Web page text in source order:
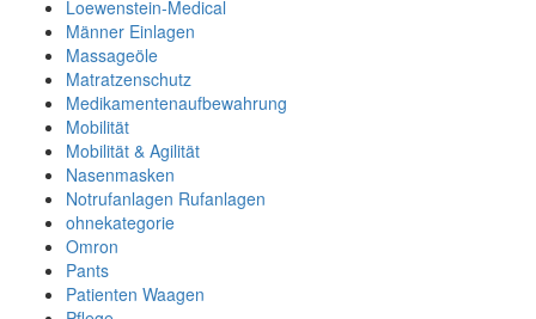
Loewenstein-Medical
Männer Einlagen
Massageöle
Matratzenschutz
Medikamentenaufbewahrung
Mobilität
Mobilität & Agilität
Nasenmasken
Notrufanlagen Rufanlagen
ohnekategorie
Omron
Pants
Patienten Waagen